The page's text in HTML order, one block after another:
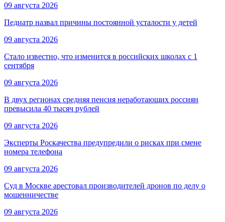
09 августа 2026
Педиатр назвал причины постоянной усталости у детей
09 августа 2026
Стало известно, что изменится в российских школах с 1
сентября
09 августа 2026
В двух регионах средняя пенсия неработающих россиян
превысила 40 тысяч рублей
09 августа 2026
Эксперты Роскачества предупредили о рисках при смене
номера телефона
09 августа 2026
Суд в Москве арестовал производителей дронов по делу о
мошенничестве
09 августа 2026